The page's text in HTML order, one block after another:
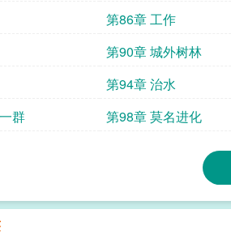
第86章 工作
第90章 城外树林
第94章 治水
群
第98章 莫名进化